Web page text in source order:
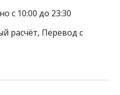
с 10:00 до 23:30
расчёт, Перевод с